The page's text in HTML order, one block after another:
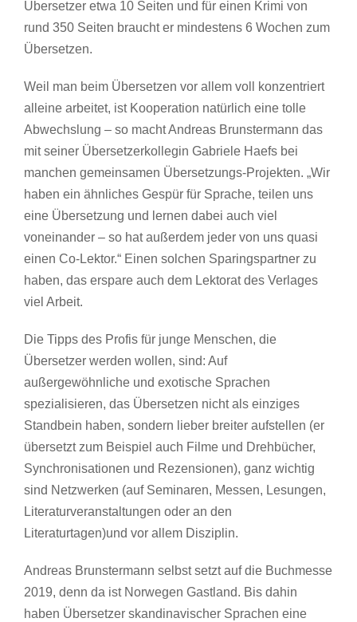
Übersetzer etwa 10 Seiten und für einen Krimi von
rund 350 Seiten braucht er mindestens 6 Wochen zum
Übersetzen.
Weil man beim Übersetzen vor allem voll konzentriert
alleine arbeitet, ist Kooperation natürlich eine tolle
Abwechslung – so macht Andreas Brunstermann das
mit seiner Übersetzerkollegin Gabriele Haefs bei
manchen gemeinsamen Übersetzungs-Projekten. „Wir
haben ein ähnliches Gespür für Sprache, teilen uns
eine Übersetzung und lernen dabei auch viel
voneinander – so hat außerdem jeder von uns quasi
einen Co-Lektor.“ Einen solchen Sparingspartner zu
haben, das erspare auch dem Lektorat des Verlages
viel Arbeit.
Die Tipps des Profis für junge Menschen, die
Übersetzer werden wollen, sind: Auf
außergewöhnliche und exotische Sprachen
spezialisieren, das Übersetzen nicht als einziges
Standbein haben, sondern lieber breiter aufstellen (er
übersetzt zum Beispiel auch Filme und Drehbücher,
Synchronisationen und Rezensionen), ganz wichtig
sind Netzwerken (auf Seminaren, Messen, Lesungen,
Literaturveranstaltungen oder an den
Literaturtagen)und vor allem Disziplin.
Andreas Brunstermann selbst setzt auf die Buchmesse
2019, denn da ist Norwegen Gastland. Bis dahin
haben Übersetzer skandinavischer Sprachen eine